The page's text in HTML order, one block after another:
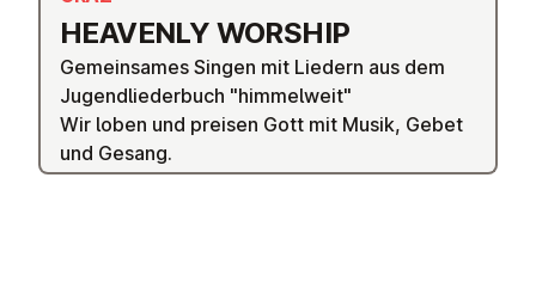
HEAVENLY WORSHIP
Gemeinsames Singen mit Liedern aus dem
Jugendliederbuch "himmelweit"
Wir loben und preisen Gott mit Musik, Gebet
und Gesang.